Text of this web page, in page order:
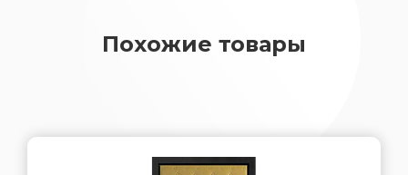
Похожие товары